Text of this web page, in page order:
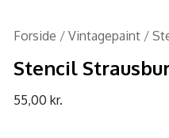
Forside / Vintagepaint/
Stencil
55,00 kr.